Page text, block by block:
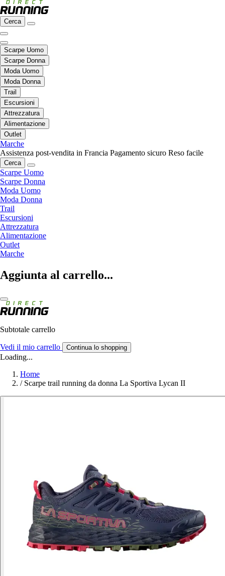
Cerca
Scarpe Uomo
Scarpe Donna
Moda Uomo
Moda Donna
Trail
Escursioni
Attrezzatura
Alimentazione
Outlet
Marche
Assistenza post-vendita in Francia Pagamento sicuro Reso facile
Cerca
Scarpe Uomo
Scarpe Donna
Moda Uomo
Moda Donna
Trail
Escursioni
Attrezzatura
Alimentazione
Outlet
Marche
Aggiunta al carrello...
Subtotale carrello
Vedi il mio carrello Continua lo shopping
Loading...
Home
/ Scarpe trail running da donna La Sportiva Lycan II